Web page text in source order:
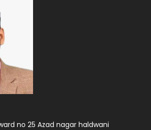
no 25 Azad nagar haldwani